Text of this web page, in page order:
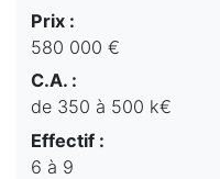
Prix :
580 000 €
C.A. :
de 350 à 500 k€
Effectif :
6 à 9